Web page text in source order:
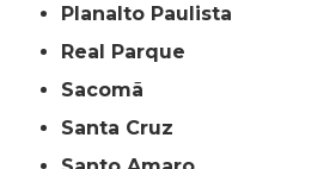
Planalto Paulista
Real Parque
Sacomã
Santa Cruz